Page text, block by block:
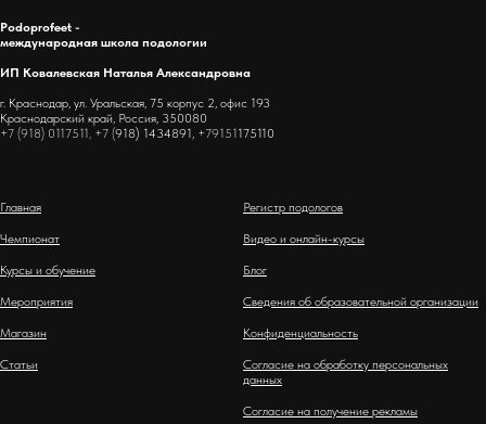
Podoprofeet -
международная школа подологии
ИП Ковалевская Наталья Александровна
г. Краснодар, ул. Уральская, 75 корпус 2, офис 193
Краснодарский край, Россия, 350080
+7 (918) 0117511, +7 (918) 1434891, +79151175110
Главная
Чемпионат
Курсы и обучение
Мероприятия
Магазин
Статьи
Регистр подологов
Видео и онлайн-курсы
Блог
Сведения об образовательной организации
Конфиденциальность
Согласие на обработку персональных
данных
Согласие на получение рекламы